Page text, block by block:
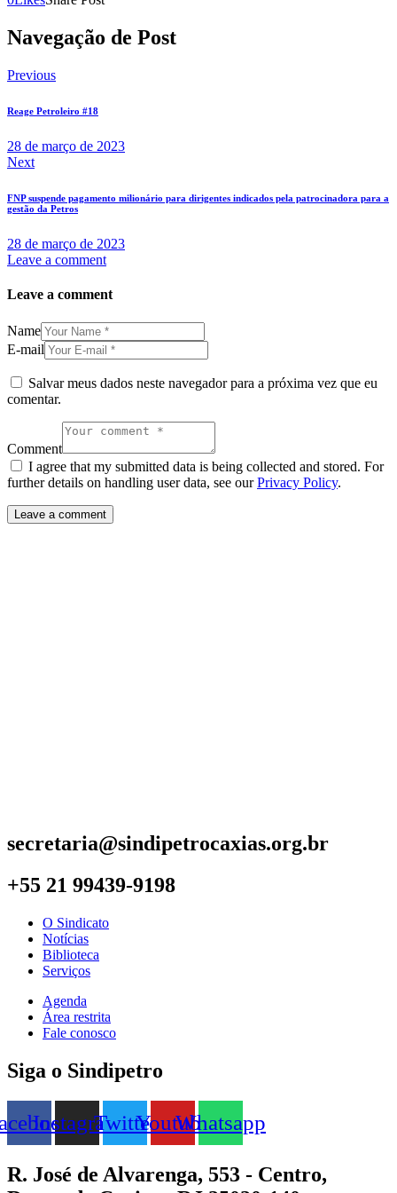
Navegação de Post
Previous
Reage Petroleiro #18
28 de março de 2023
Next
FNP suspende pagamento milionário para dirigentes indicados pela patrocinadora para a
gestão da Petros
28 de março de 2023
Leave a comment
Leave a comment
Name
E-mail
Salvar meus dados neste navegador para a próxima vez que eu
comentar.
Comment
I agree that my submitted data is being collected and stored. For
further details on handling user data, see ourPrivacy Policy.
secretaria@sindipetrocaxias.org.br
+55 21 99439-9198
O Sindicato
Notícias
Biblioteca
Serviços
Agenda
Área restrita
Fale conosco
Siga o Sindipetro
InstagramTwitterYoutubeWhatsapp
R. José de Alvarenga, 553 - Centro,